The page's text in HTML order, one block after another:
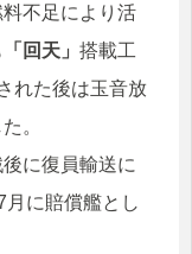
不足により活
「回天」 搭載工
れた後は玉音放
。
に復員輸送に
に賠償艦とし